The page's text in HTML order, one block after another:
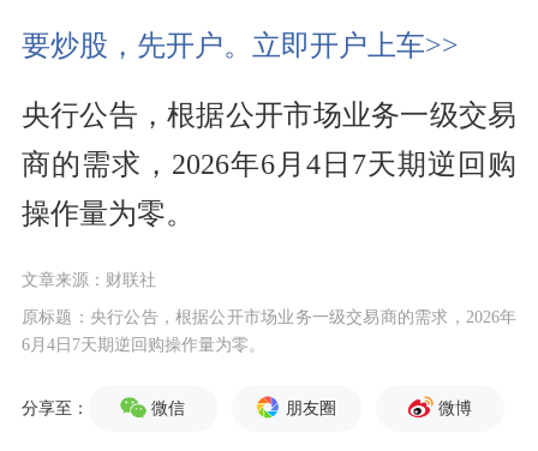
要炒股，先开户。立即开户上车>>
央行公告，根据公开市场业务一级交易
商的需求，2026年6月4日7天期逆回购
操作量为零。
文章来源：财联社
原标题：央行公告，根据公开市场业务一级交易商的需求，2026年
6月4日7天期逆回购操作量为零。
分享至： 微信 朋友圈 微博